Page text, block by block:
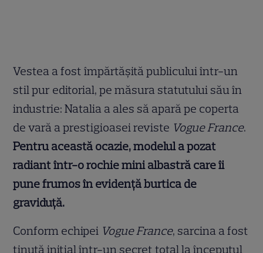
Vestea a fost împărtășită publicului într-un
stil pur editorial, pe măsura statutului său în
industrie: Natalia a ales să apară pe coperta
de vară a prestigioasei reviste Vogue France.
Pentru această ocazie, modelul a pozat
radiant într-o rochie mini albastră care îi
pune frumos în evidență burtica de
graviduță.
Conform echipei Vogue France, sarcina a fost
ținută inițial într-un secret total la începutul